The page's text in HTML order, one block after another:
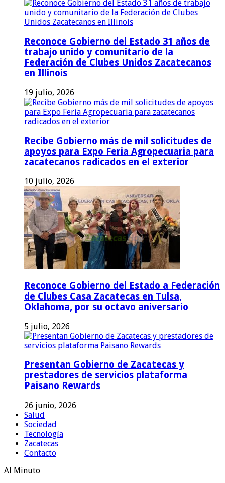
Reconoce Gobierno del Estado 31 años de
trabajo unido y comunitario de la
Federación de Clubes Unidos Zacatecanos
en Illinois
19 julio, 2026
Recibe Gobierno más de mil solicitudes de
apoyos para Expo Feria Agropecuaria para
zacatecanos radicados en el exterior
10 julio, 2026
Reconoce Gobierno del Estado a Federación
de Clubes Casa Zacatecas en Tulsa,
Oklahoma, por su octavo aniversario
5 julio, 2026
Presentan Gobierno de Zacatecas y
prestadores de servicios plataforma
Paisano Rewards
26 junio, 2026
Salud
Sociedad
Tecnología
Zacatecas
Contacto
Al Minuto